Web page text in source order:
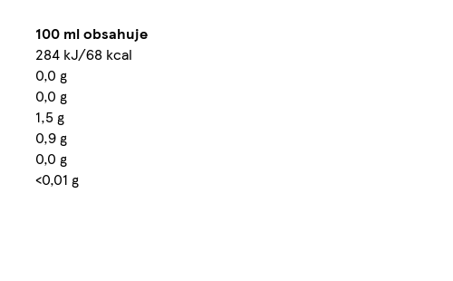
100 ml obsahuje
284 kJ/68 kcal
0,0 g
0,0 g
1,5 g
0,9 g
0,0 g
<0,01 g